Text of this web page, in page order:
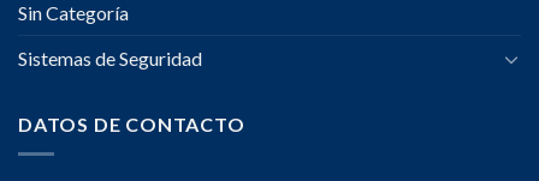
Sin Categoría
Sistemas de Seguridad
DATOS DE CONTACTO